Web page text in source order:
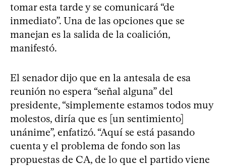
tomar esta tarde y se comunicará “de
inmediato”. Una de las opciones que se
manejan es la salida de la coalición,
manifestó.
El senador dijo que en la antesala de esa
reunión no espera “señal alguna” del
presidente, “simplemente estamos todos muy
molestos, diría que es [un sentimiento]
unánime”, enfatizó. “Aquí se está pasando
cuenta y el problema de fondo son las
propuestas de CA, de lo que el partido viene